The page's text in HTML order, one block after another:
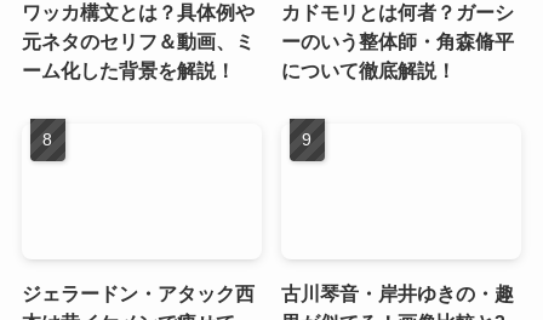
ワッカ構文とは？具体例や
元ネタのセリフ＆動画、ミ
ーム化した背景を解説！
カドモリとは何者？ガーシ
ーのいう整体師・角森脩平
について徹底解説！
ジェラードン・アタック西
古川琴音・岸井ゆきの・趣